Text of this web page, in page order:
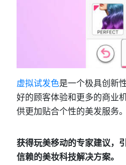
虚拟试发色是一个极具创新
好的顾客体验和更多的商业
供更加贴合个性的美发服务。
获得玩美移动的专家建议，
信赖的美妆科技解决方案。